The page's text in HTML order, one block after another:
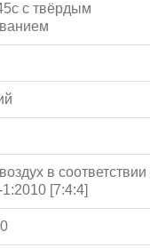
с твёрдым
в соответствии
1:2010 [7:4:4]